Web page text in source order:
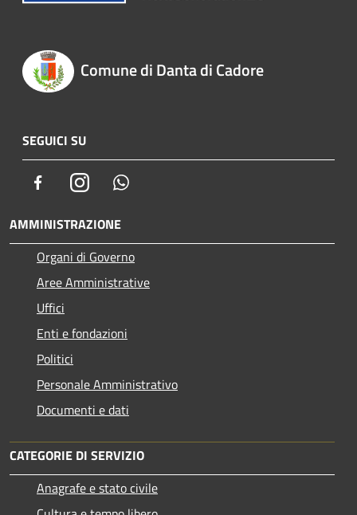
Comune di Danta di Cadore
SEGUICI SU
FacebookInstagram
AMMINISTRAZIONE
Organi di Governo
Aree Amministrative
Uffici
Enti e fondazioni
Politici
Personale Amministrativo
Documenti e dati
CATEGORIE DI SERVIZIO
Anagrafe e stato civile